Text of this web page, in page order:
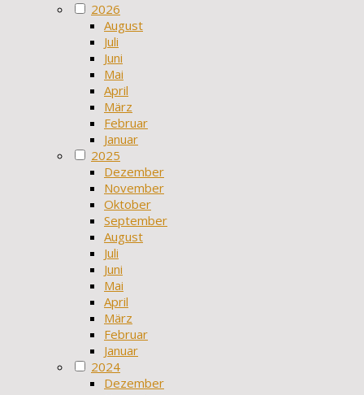
2026
August
Juli
Juni
Mai
April
März
Februar
Januar
2025
Dezember
November
Oktober
September
August
Juli
Juni
Mai
April
März
Februar
Januar
2024
Dezember